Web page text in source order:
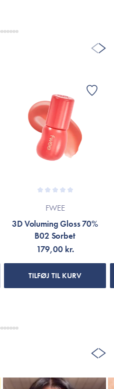
FWEE
3D Voluming Gloss 70%
B02 Sorbet
179,00 kr.
TILFØJ TIL KURV